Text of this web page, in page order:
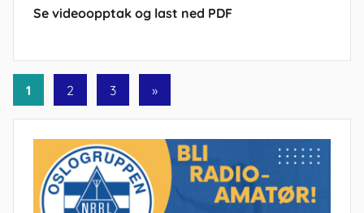
Se videoopptak og last ned PDF
Sidepaginering
1 2 3
Next
»